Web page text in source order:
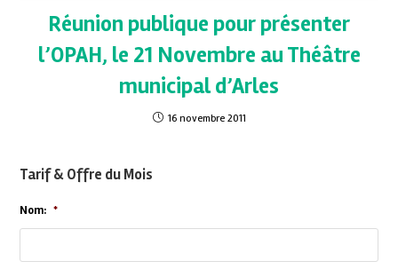
Réunion publique pour présenter
l’OPAH, le 21 Novembre au Théâtre
municipal d’Arles
16 novembre 2011
Tarif & Offre du Mois
Nom: *